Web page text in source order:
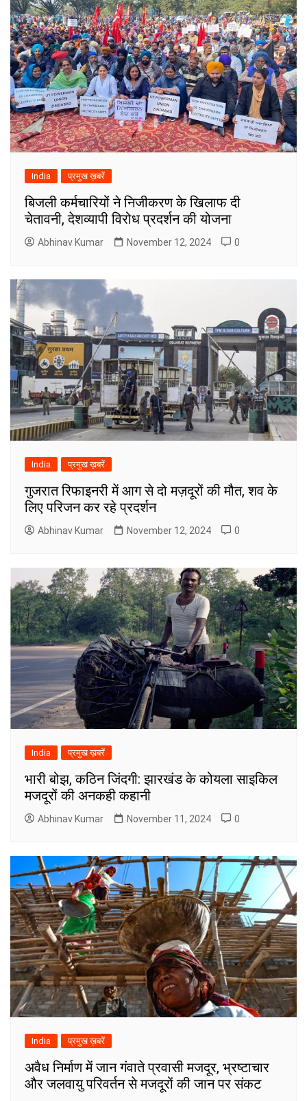
India प्रमुख ख़बरें
बिजली कर्मचारियों ने निजीकरण के खिलाफ दी
चेतावनी, देशव्यापी विरोध प्रदर्शन की योजना
Abhinav Kumar November 12, 2024 0
India प्रमुख ख़बरें
गुजरात रिफाइनरी में आग से दो मज़दूरों की मौत, शव के
लिए परिजन कर रहे प्रदर्शन
Abhinav Kumar November 12, 2024 0
India प्रमुख ख़बरें
भारी बोझ, कठिन जिंदगी: झारखंड के कोयला साइकिल
मजदूरों की अनकही कहानी
Abhinav Kumar November 11, 2024 0
India प्रमुख ख़बरें
अवैध निर्माण में जान गंवाते प्रवासी मजदूर, भ्रष्टाचार
और जलवायु परिवर्तन से मजदूरों की जान पर संकट